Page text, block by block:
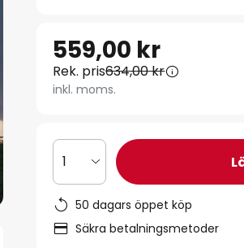
559,00 kr
Rek. pris634,00 kr
inkl. moms.
1
50 dagars öppet köp
Säkra betalningsmetoder